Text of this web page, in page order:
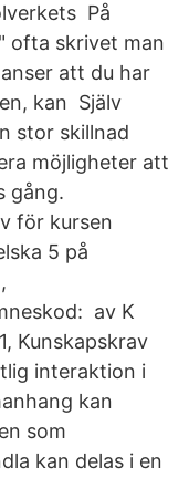
På
ofta skrivet man
att du har
kan Själv
stor skillnad
möjligheter att
gång.
för kursen
5 på
av K
Kunskapskrav
interaktion i
kan
som
kan delas i en